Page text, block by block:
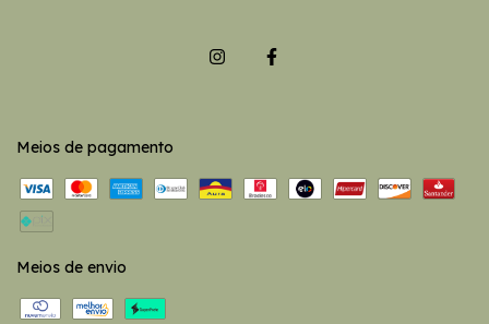
Meios de pagamento
Meios de envio